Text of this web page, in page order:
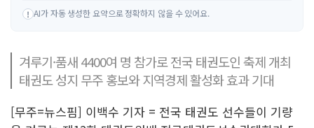
! AI가 자동 생성한 요약으로 정확하지 않을 수 있어요.
겨루기·품새 4400여 명 참가로 전국 태권도인 축제 개최
태권도 성지 무주 홍보와 지역경제 활성화 효과 기대
[무주=뉴스핌] 이백수 기자 = 전국 태권도 선수들이 기량